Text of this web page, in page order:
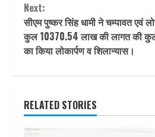
Next:
सीएम पुष्कर सिंह धामी ने चम्पावत एवं
कुल 10370.54 लाख की लागत की
का किया लोकार्पण व शिलान्यास।
RELATED STORIES